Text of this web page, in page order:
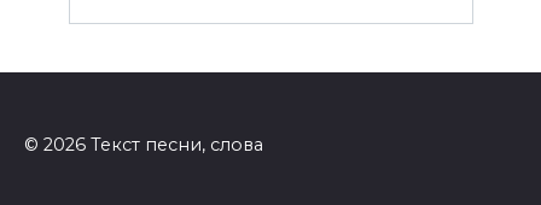
© 2026 Текст песни, слова